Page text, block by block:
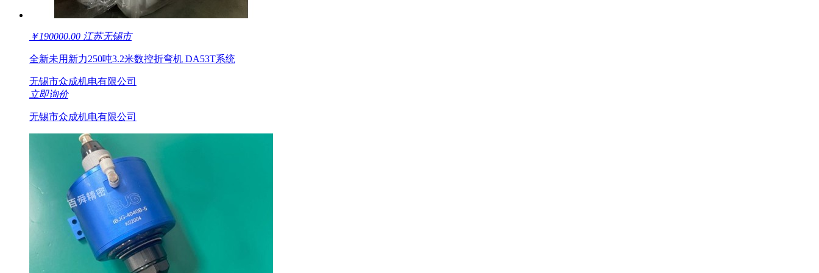
￥190000.00 江苏无锡市
全新未用新力250吨3.2米数控折弯机 DA53T系统
无锡市众成机电有限公司
立即询价
无锡市众成机电有限公司